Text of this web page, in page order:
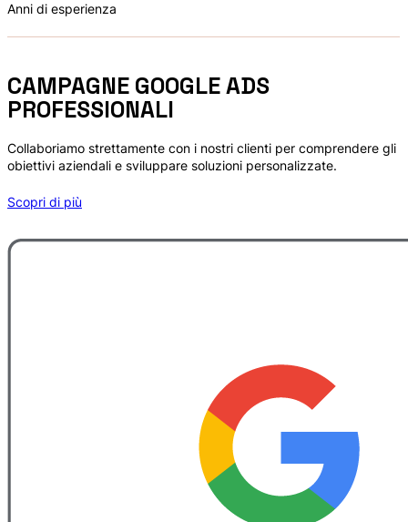
Anni di esperienza
CAMPAGNE GOOGLE ADS
PROFESSIONALI
Collaboriamo strettamente con i nostri clienti per comprendere gli
obiettivi aziendali e sviluppare soluzioni personalizzate.
Scopri di più